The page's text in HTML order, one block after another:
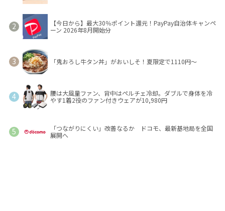
【今日から】最大30％ポイント還元！PayPay自治体キャンペ
ーン 2026年8月開始分
「鬼おろし牛タン丼」がおいしそ！夏限定で1110円～
腰は大風量ファン、背中はペルチェ冷却。ダブルで身体を冷
やす1着2役のファン付きウェアが10,980円
「つながりにくい」改善なるか ドコモ、最新基地局を全国
展開へ